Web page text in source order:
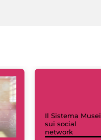
Il Sistema Musei
sui social
network